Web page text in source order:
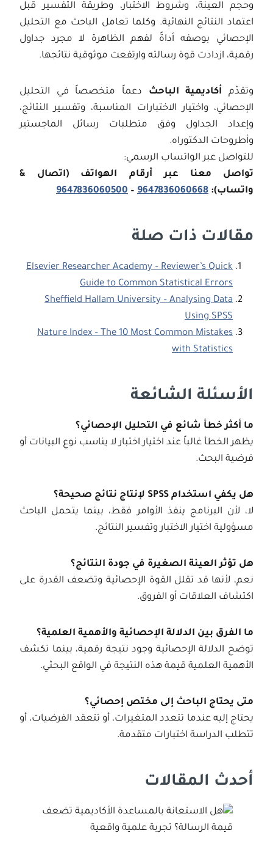
وحجم العينة، وشروط الاختبار، وطريقة التفسير قبل
اعتماد النتائج النهائية. وكلما تعامل الباحث مع التحليل
الإحصائي بوصفه أداةً لفهم الظاهرة لا مجرد جداول
رقمية، ازدادت قوة رسالته وارتفعت موثوقية نتائجها.
وتقدّم أكاديمية الباحث دعماً متخصصاً في التحليل
الإحصائي، واختيار الاختبارات المناسبة، وتفسير النتائج،
وإعداد الجداول وفق متطلبات رسائل الماجستير
وأطروحات الدكتوراه.
للتواصل عبر الواتساب الرسمي:
تواصل معنا عبر أرقام الهواتف (اتصال &
واتساب): 9647836060668
–
9647836060500
مقالات ذات صلة
Elsevier Researcher Academy – Reviewer’s Quick
Guide to Common Statistical Errors
Sheffield Hallam University – Analysing Data
Using SPSS
Nature Index – The 10 Most Common Mistakes
with Statistics
الأسئلة الشائعة
ما أكثر خطأ شائع في التحليل الإحصائي؟
يظهر الخطأ غالباً عند اختيار اختبار لا يناسب نوع البيانات أو
فرضية البحث.
هل يكفي استخدام
لإنتاج نتائج صحيحة؟
لا، لأن البرنامج ينفذ الأوامر فقط، بينما يتحمل الباحث
مسؤولية اختيار الاختبار وتفسير النتائج.
هل تؤثر العينة الصغيرة في جودة النتائج؟
نعم، لأنها قد تقلل القوة الإحصائية وتضعف القدرة على
اكتشاف العلاقات أو الفروق.
ما الفرق بين الدلالة الإحصائية والأهمية العلمية؟
توضح الدلالة الإحصائية وجود نتيجة رقمية، بينما تكشف
الأهمية العلمية قيمة هذه النتيجة في الواقع البحثي.
متى يحتاج الباحث إلى مختص إحصائي؟
يحتاج إليه عندما تتعدد المتغيرات، أو تتعقد الفرضيات، أو
تتطلب الدراسة اختبارات متقدمة.
أحدث المقالات